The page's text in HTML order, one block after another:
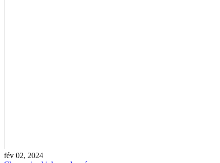
fév 02, 2024